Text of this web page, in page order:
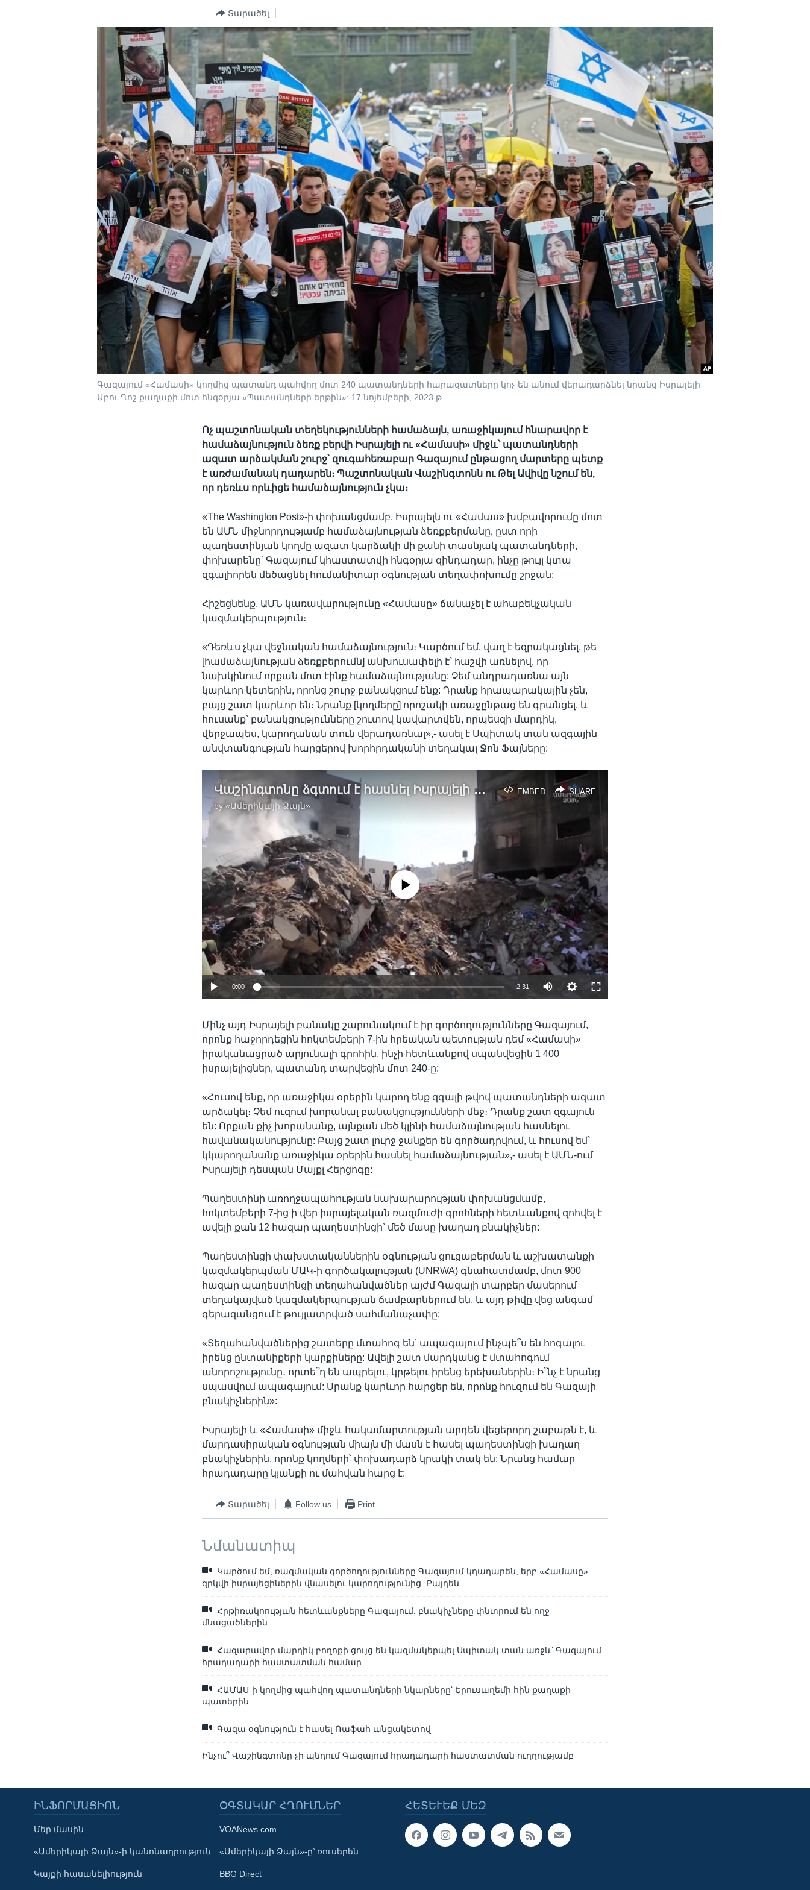
Learning English
ՀԵՏԵՒԵՔ ՄԵԶ
Տարածել
Գազայում «Համասի» կողմից պատանդ պահվող մոտ 240 պատանդների հարազատները կոչ են անում վերադարձնել նրանց Իսրայելի
Աբու Ղոշ քաղաքի մոտ հնգօրյա «Պատանդների երթին»: 17 նոյեմբերի, 2023 թ.
Ոչ պաշտոնական տեղեկությունների համաձայն, առաջիկայում հնարավոր է
համաձայնություն ձեռք բերվի Իսրայելի ու «Համասի» միջև՝ պատանդների
ազատ արձակման շուրջ՝ զուգահեռաբար Գազայում ընթացող մարտերը պետք
է առժամանակ դադարեն։ Պաշտոնական Վաշինգտոնն ու Թել Ավիվը նշում են,
որ դեռևս որևիցե համաձայնություն չկա։
«The Washington Post»-ի փոխանցմամբ, Իսրայելն ու «Համաս» խմբավորումը մոտ
են ԱՄՆ միջնորդությամբ համաձայնության ձեռքբերմանը, ըստ որի
պաղեստինյան կողմը ազատ կարձակի մի քանի տասնյակ պատանդների,
փոխարենը՝ Գազայում կհաստատվի հնգօրյա զինդադար, ինչը թույլ կտա
զգալիորեն մեծացնել հումանիտար օգնության տեղափոխումը շրջան:
Հիշեցնենք, ԱՄՆ կառավարությունը «Համասը» ճանաչել է ահաբեկչական
կազմակերպություն։
«Դեռևս չկա վեջնական համաձայնություն։ Կարծում եմ, վաղ է եզրակացնել, թե
[համաձայնության ձեռքբերումն] անխուսափելի է՝ հաշվի առնելով, որ
նախկինում որքան մոտ էինք համաձայնությանը: Չեմ անդրադառնա այն
կարևոր կետերին, որոնց շուրջ բանակցում ենք: Դրանք հրապարակային չեն,
բայց շատ կարևոր են։ Նրանք [կողմերը] որոշակի առաջընթաց են գրանցել, և
հուսանք՝ բանակցությունները շուտով կավարտվեն, որպեսզի մարդիկ,
վերջապես, կարողանան տուն վերադառնալ»,- ասել է Սպիտակ տան ազգային
անվտանգության հարցերով խորհրդականի տեղակալ Ջոն Ֆայները:
EMBED SHARE
Վաշինգտոնը ձգտում է հասնել Իսրայելի և «Համասի» միջև հրադարարի հաստատմանը՝ զուգահեռաբար պատանդների ազատ արձակման դիմաց
by«Ամերիկայի Ձայն»
EMBED
No media source currently available
0:00 2:31
Մինչ այդ Իսրայելի բանակը շարունակում է իր գործողությունները Գազայում,
որոնք հաջորդեցին հոկտեմբերի 7-ին հրեական պետության դեմ «Համասի»
իրականացրած արյունալի գրոհին, ինչի հետևանքով սպանվեցին 1 400
իսրայելիցներ, պատանդ տարվեցին մոտ 240-ը:
«Հուսով ենք, որ առաջիկա օրերին կարող ենք զգալի թվով պատանդների ազատ
արձակել։ Չեմ ուզում խորանալ բանակցությունների մեջ։ Դրանք շատ զգայուն
են: Որքան քիչ խորանանք, այնքան մեծ կլինի համաձայնության հասնելու
հավանականությունը: Բայց շատ լուրջ ջանքեր են գործադրվում, և հուսով եմ՝
կկարողանանք առաջիկա օրերին հասնել համաձայնության»,- ասել է ԱՄՆ-ում
Իսրայելի դեսպան Մայքլ Հերցոգը:
Պաղեստինի առողջապահության նախարարության փոխանցմամբ,
հոկտեմբերի 7-ից ի վեր իսրայելական ռազմուժի գրոհների հետևանքով զոհվել է
ավելի քան 12 հազար պաղեստինցի՝ մեծ մասը խաղաղ բնակիչներ:
Պաղեստինցի փախստականներին օգնության ցուցաբերման և աշխատանքի
կազմակերպման ՄԱԿ-ի գործակալության (UNRWA) գնահատմամբ, մոտ 900
հազար պաղեստինցի տեղահանվածներ այժմ Գազայի տարբեր մասերում
տեղակայված կազմակերպության ճամբարներում են, և այդ թիվը վեց անգամ
գերազանցում է թույլատրված սահմանաչափը:
«Տեղահանվածներից շատերը մտահոգ են՝ ապագայում ինչպե՞ս են հոգալու
իրենց ընտանիքերի կարքիները: Ավելի շատ մարդկանց է մտահոգում
անորոշությունը․ որտե՞ղ են ապրելու, կրթելու իրենց երեխաներին։ Ի՞նչ է նրանց
սպասվում ապագայում: Սրանք կարևոր հարցեր են, որոնք հուզում են Գազայի
բնակիչներին»:
Իսրայելի և «Համասի» միջև հակամարտության արդեն վեցերորդ շաբաթն է, և
մարդասիրական օգնության միայն մի մասն է հասել պաղեստինցի խաղաղ
բնակիչներին, որոնք կողմերի՝ փոխադարձ կրակի տակ են: Նրանց համար
հրադադարը կյանքի ու մահվան հարց է:
Տարածել Follow us Print
Նմանատիպ
Կարծում եմ, ռազմական գործողությունները Գազայում կդադարեն, երբ «Համասը»
զրկվի իսրայեցիներին վնասելու կարողությունից. Բայդեն
Հրթիռակոության հետևանքները Գազայում. բնակիչները փնտրում են ողջ
մնացածներին
Հազարավոր մարդիկ բողոքի ցույց են կազմակերպել Սպիտակ տան առջև՝ Գազայում
հրադադարի հաստատման համար
ՀԱՄԱՍ-ի կողմից պահվող պատանդների նկարները՝ Երուսաղեմի հին քաղաքի
պատերին
Գազա օգնություն է հասել Ռաֆահ անցակետով
Ինչու՞ Վաշինգտոնը չի պնդում Գազայում հրադադարի հաստատման ուղղությամբ
ՀԵՏԵՒԵՔ ՄԵԶ
ԻՆՖՈՐՄԱՑԻՈՆ
Մեր մասին
«Ամերիկայի Ձայն»-ի կանոնադրություն
Կայքի հասանելիություն
ՕԳՏԱԿԱՐ ՀՂՈՒՄՆԵՐ
VOANews.com
«Ամերիկայի Ձայն»-ը՝ ռուսերեն
BBG Direct